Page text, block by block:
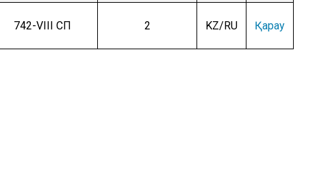
742-VIII СП 2 KZ/RU Қарау